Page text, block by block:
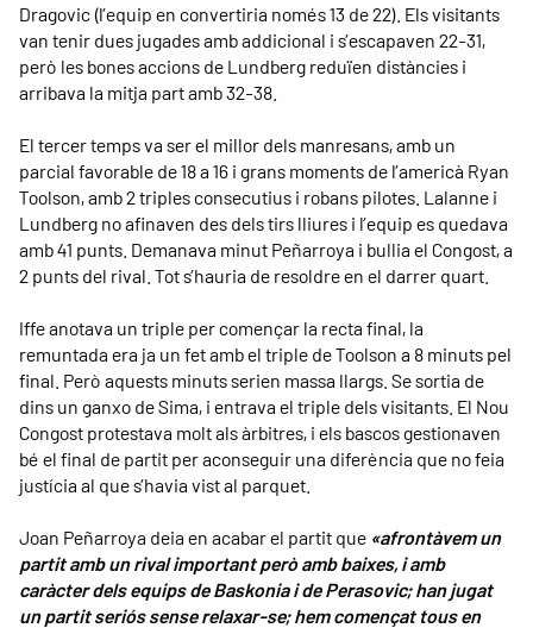
Dragovic (l’equip en convertiria només 13 de 22). Els visitants
van tenir dues jugades amb addicional i s’escapaven 22-31,
però les bones accions de Lundberg reduïen distàncies i
arribava la mitja part amb 32-38.
El tercer temps va ser el millor dels manresans, amb un
parcial favorable de 18 a 16 i grans moments de l’americà Ryan
Toolson, amb 2 triples consecutius i robans pilotes. Lalanne i
Lundberg no afinaven des dels tirs lliures i l’equip es quedava
amb 41 punts. Demanava minut Peñarroya i bullia el Congost, a
2 punts del rival. Tot s’hauria de resoldre en el darrer quart.
Iffe anotava un triple per començar la recta final, la
remuntada era ja un fet amb el triple de Toolson a 8 minuts pel
final. Però aquests minuts serien massa llargs. Se sortia de
dins un ganxo de Sima, i entrava el triple dels visitants. El Nou
Congost protestava molt als àrbitres, i els bascos gestionaven
bé el final de partit per aconseguir una diferència que no feia
justícia al que s’havia vist al parquet.
Joan Peñarroya deia en acabar el partit que «afrontàvem un
partit amb un rival important però amb baixes, i amb
caràcter dels equips de Baskonia i de Perasovic; han jugat
un partit seriós sense relaxar-se; hem començat tous en